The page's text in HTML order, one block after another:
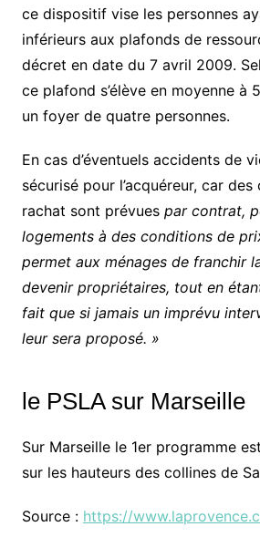
ce dispositif vise les personnes
inférieurs aux plafonds de
décret en date du 7 avril 2009.
ce plafond s’élève en moyenne à
un foyer de quatre personnes.
En cas d’éventuels accidents de
sécurisé pour l’acquéreur, car
rachat sont prévues par contrat,
logements à des conditions de
permet aux ménages de franchir
devenir propriétaires, tout en
fait que si jamais un imprévu
leur sera proposé. »
le PSLA sur Marseille
Sur Marseille le 1er programme
sur les hauteurs des collines de
Source : https://